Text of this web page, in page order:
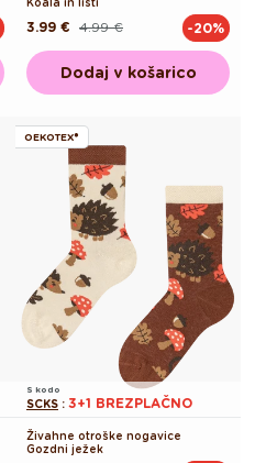
Redna 4.99 €
Akcijska
3.99 € -20%
Dodaj v košarico
OEKOTEX®
S kodo
SCKS : 3+1 BREZPLAČNO
Živahne otroške nogavice
Gozdni ježek